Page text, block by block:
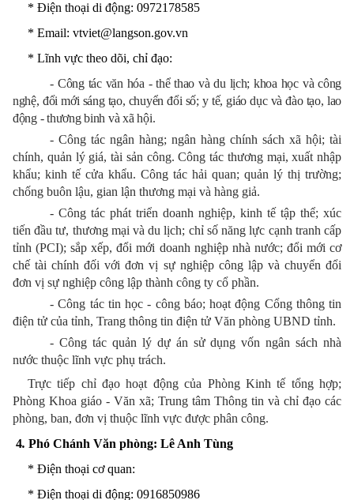
* Điện thoại di động: 0972178585
* Email: vtviet@langson.gov.vn
* Lĩnh vực theo dõi, chỉ đạo:
- Công tác văn hóa - thể thao và du lịch; khoa học và công
nghệ, đổi mới sáng tạo, chuyển đổi số; y tế, giáo dục và đào tạo, lao
động - thương binh và xã hội.
- Công tác ngân hàng; ngân hàng chính sách xã hội; tài
chính, quản lý giá, tài sản công. Công tác thương mại, xuất nhập
khẩu; kinh tế cửa khẩu. Công tác hải quan; quản lý thị trường;
chống buôn lậu, gian lận thương mại và hàng giả.
- Công tác phát triển doanh nghiệp, kinh tế tập thể; xúc
tiến đầu tư, thương mại và du lịch; chỉ số năng lực cạnh tranh cấp
tỉnh (PCI); sắp xếp, đổi mới doanh nghiệp nhà nước; đổi mới cơ
chế tài chính đối với đơn vị sự nghiệp công lập và chuyển đổi
đơn vị sự nghiệp công lập thành công ty cổ phần.
- Công tác tin học - công báo; hoạt động Cổng thông tin
điện tử của tỉnh, Trang thông tin điện tử Văn phòng UBND tỉnh.
- Công tác quản lý dự án sử dụng vốn ngân sách nhà
nước thuộc lĩnh vực phụ trách.
Trực tiếp chỉ đạo hoạt động của Phòng Kinh tế tổng hợp;
Phòng Khoa giáo - Văn xã; Trung tâm Thông tin và chỉ đạo các
phòng, ban, đơn vị thuộc lĩnh vực được phân công.
4. Phó Chánh Văn phòng: Lê Anh Tùng
* Điện thoại cơ quan:
* Điện thoại di động: 0916850986